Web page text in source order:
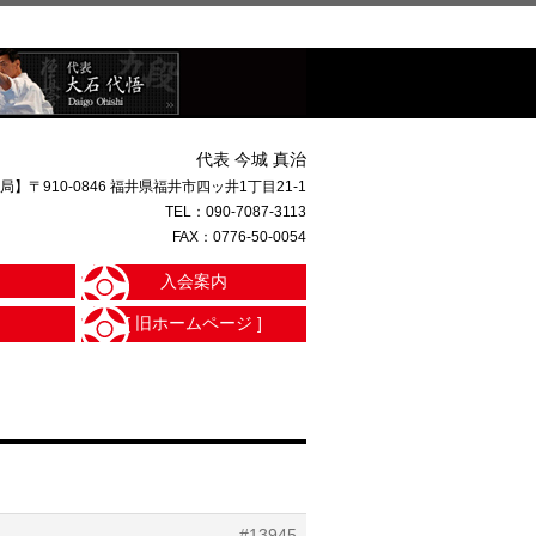
代表 今城 真治
】〒910-0846 福井県福井市四ッ井1丁目21-1
TEL： 090-7087-3113
FAX：0776-50-0054
入会案内
[ 旧ホームページ ]